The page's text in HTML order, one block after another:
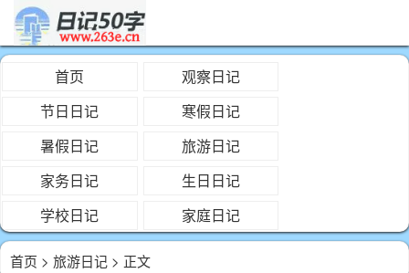
首页
观察日记
节日日记
寒假日记
暑假日记
旅游日记
家务日记
生日日记
学校日记
家庭日记
首页 > 旅游日记 > 正文